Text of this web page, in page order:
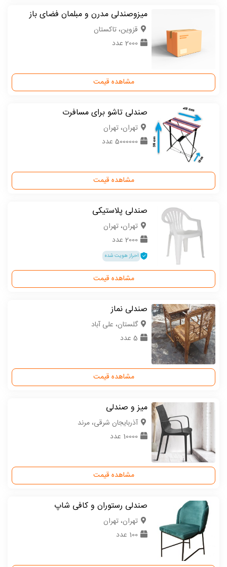
میزوصندلی مدرن و مبلمان فضای باز
قزوین، تاکستان
2000 عدد
مشاهده قیمت
صندلی تاشو برای مسافرت
تهران، تهران
5000000 عدد
مشاهده قیمت
صندلی پلاستیکی
تهران، تهران
2000 عدد
احراز هویت شده
مشاهده قیمت
صندلی نماز
گلستان، علی آباد
5 عدد
مشاهده قیمت
میز و صندلی
آذربایجان شرقی، مرند
10000 عدد
مشاهده قیمت
صندلی رستوران و کافی شاپ
تهران، تهران
100 عدد